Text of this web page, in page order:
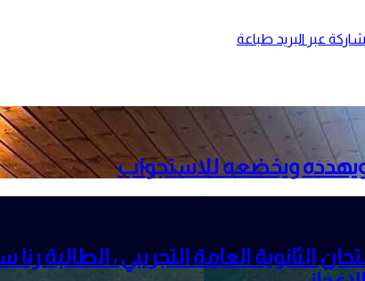
عبر البريد طباعة
ويهدده ويخضعه للاستجواب